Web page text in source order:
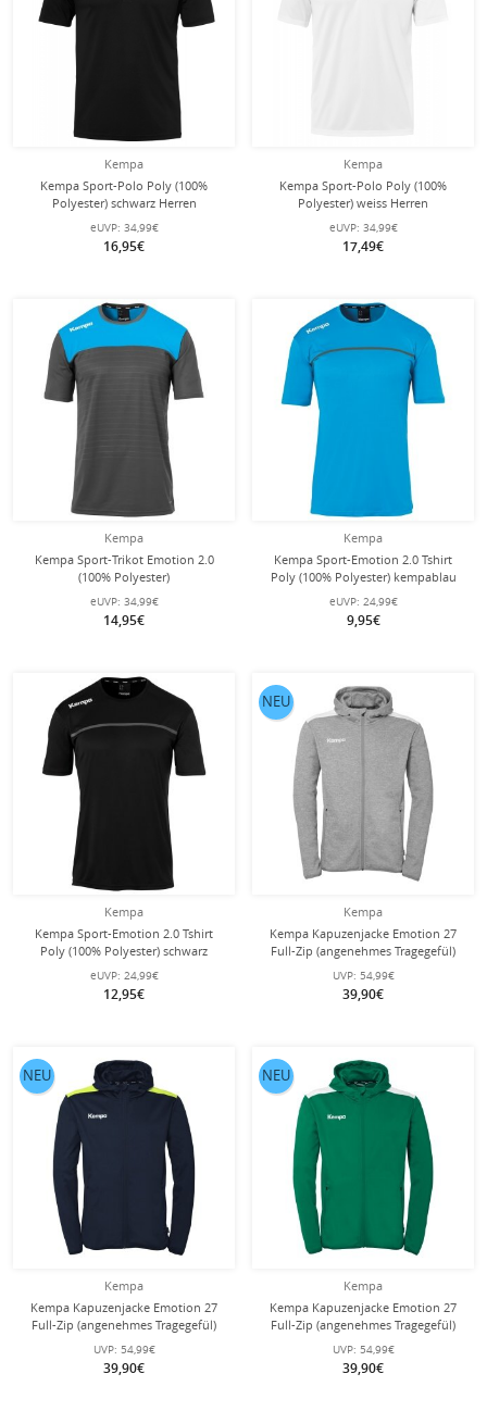
Kempa
Kempa Sport-Polo Poly (100%
Polyester) schwarz Herren
eUVP: 34,99€
16,95€
Kempa
Kempa Sport-Polo Poly (100%
Polyester) weiss Herren
eUVP: 34,99€
17,49€
Kempa
Kempa Sport-Trikot Emotion 2.0
(100% Polyester)
anthrazit/kempablau Herren
eUVP: 34,99€
14,95€
Kempa
Kempa Sport-Emotion 2.0 Tshirt
Poly (100% Polyester) kempablau
Herren
eUVP: 24,99€
9,95€
Kempa
Kempa Sport-Emotion 2.0 Tshirt
Poly (100% Polyester) schwarz
Herren
eUVP: 24,99€
12,95€
Kempa
Kempa Kapuzenjacke Emotion 27
Full-Zip (angenehmes Tragegefül)
grau/weiss Herren
UVP: 54,99€
39,90€
NEU
Kempa
Kempa Kapuzenjacke Emotion 27
Full-Zip (angenehmes Tragegefül)
marineblau/gelb Herren
UVP: 54,99€
39,90€
NEU
Kempa
Kempa Kapuzenjacke Emotion 27
Full-Zip (angenehmes Tragegefül)
grün Herren
UVP: 54,99€
39,90€
NEU